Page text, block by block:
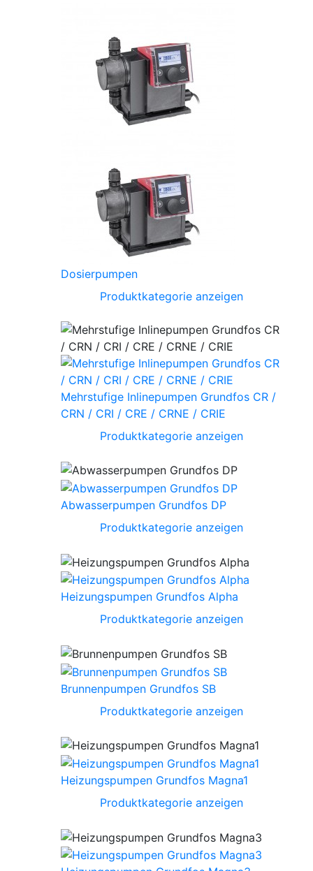
Dosierpumpen
Produktkategorie anzeigen
Mehrstufige Inlinepumpen Grundfos CR /
CRN / CRI / CRE / CRNE / CRIE
Produktkategorie anzeigen
Abwasserpumpen Grundfos DP
Produktkategorie anzeigen
Heizungspumpen Grundfos Alpha
Produktkategorie anzeigen
Brunnenpumpen Grundfos SB
Produktkategorie anzeigen
Heizungspumpen Grundfos Magna1
Produktkategorie anzeigen